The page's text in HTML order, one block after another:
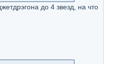
до 4 звезд, на что